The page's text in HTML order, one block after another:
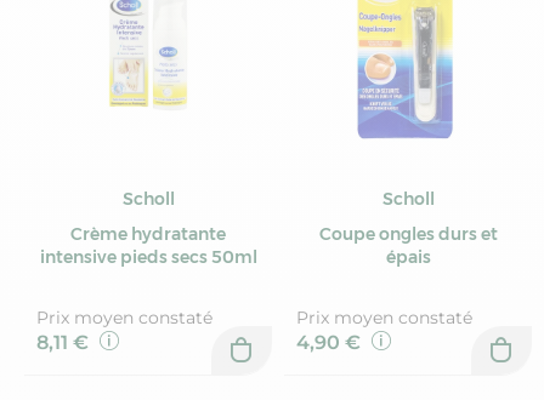
Scholl
Crème hydratante
intensive pieds secs 50ml
Prix moyen constaté
8,11 €
Scholl
Coupe ongles durs et
épais
Prix moyen constaté
4,90 €